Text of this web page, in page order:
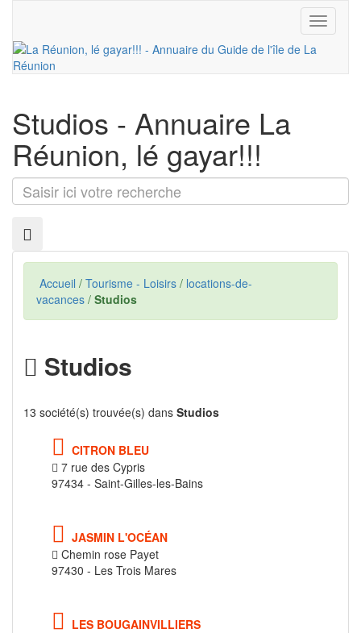
Toggle
Studios - Annuaire La
Réunion, lé gayar!!!
Saisir
ici
recherche
Accueil / Tourisme - Loisirs / locations-de-
vacances / Studios
Studios
13 société(s) trouvée(s) dans Studios
CITRON BLEU
7 rue des Cypris
97434 - Saint-Gilles-les-Bains
JASMIN L'OCÉAN
Chemin rose Payet
97430 - Les Trois Mares
LES BOUGAINVILLIERS